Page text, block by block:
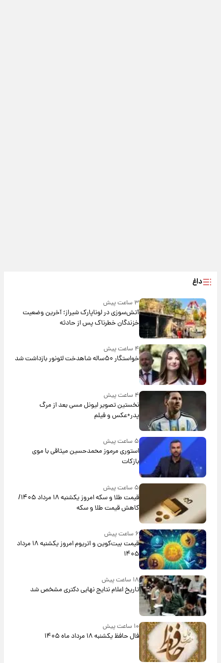
داغ
۳ ساعت پیش
آتش‌سوزی در لوناپارک شیراز؛ آخرین وضعیت
خزندگان خطرناک پس از حادثه
۴ ساعت پیش
خواستگار ۵۰ساله شاهدخت لئونور بازداشت شد
نخستین تصویر لیونل مسی بعد از مرگ
پدر+عکس و فیلم
۵ ساعت پیش
استوری مرموز محمدحسین میثاقی با موی
بازکات
۵ ساعت پیش
قیمت طلا و سکه امروز یکشنبه ۱۸ مرداد ۱۴۰۵/
کاهش قیمت طلا و سکه
۶ ساعت پیش
قیمت بیت‌کوین و اتریوم امروز یکشنبه ۱۸ مرداد
۱۴۰۵
۱۸ ساعت پیش
تاریخ اعلام نتایج نهایی دکتری مشخص شد
۱۰ ساعت پیش
فال حافظ یکشنبه ۱۸ مرداد ماه ۱۴۰۵